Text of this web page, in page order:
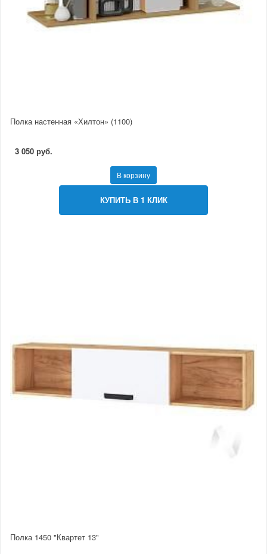
Полка настенная «Хилтон» (1100)
3 050 руб.
В корзину
КУПИТЬ В 1 КЛИК
Полка 1450 "Квартет 13"